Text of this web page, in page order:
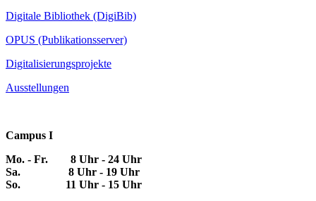
Digitale Bibliothek (DigiBib)
OPUS (Publikationsserver)
Digitalisierungsprojekte
Ausstellungen
Campus I
Mo. - Fr. 8 Uhr - 24 Uhr
Sa. 8 Uhr - 19 Uhr
So. 11 Uhr - 15 Uhr